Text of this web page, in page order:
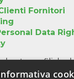
Fornitori
Data
est une filiale